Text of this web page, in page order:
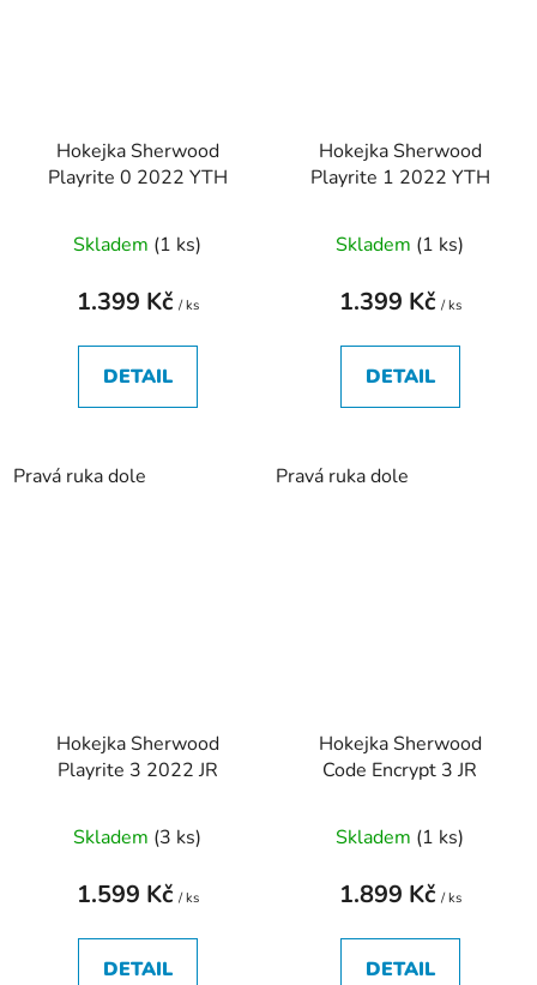
Hokejka Sherwood
Playrite 0 2022 YTH
Skladem (1 ks)
1.399 Kč / ks
DETAIL
Pravá ruka dole
Hokejka Sherwood
Playrite 1 2022 YTH
Skladem (1 ks)
1.399 Kč / ks
DETAIL
Pravá ruka dole
Hokejka Sherwood
Playrite 3 2022 JR
Skladem (3 ks)
1.599 Kč / ks
DETAIL
Hokejka Sherwood
Code Encrypt 3 JR
Skladem (1 ks)
1.899 Kč / ks
DETAIL